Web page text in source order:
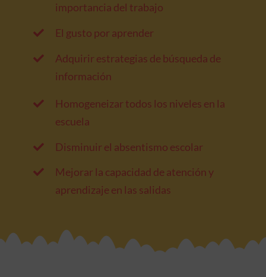
importancia del trabajo
El gusto por aprender
Adquirir estrategias de búsqueda de
información
Homogeneizar todos los niveles en la
escuela
Disminuir el absentismo escolar
Mejorar la capacidad de atención y
aprendizaje en las salidas